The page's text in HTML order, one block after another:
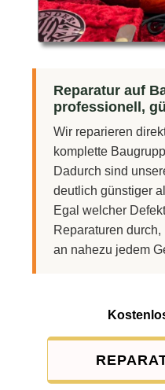
Reparatur auf
professionell,
Wir reparieren
komplette
Dadurch sind
deutlich günstiger
Egal welcher
Reparaturen
an nahezu jedem